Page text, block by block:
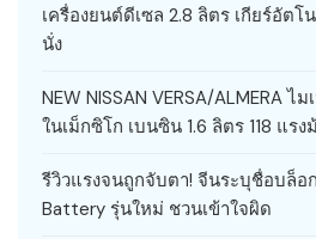
เครื่องยนต์ดีเซล 2.8 ลิตร เกียร์อัตโ
นั่ง
NEW NISSAN VERSA/ALMERA
ในเม็กซิโก เบนซิน 1.6 ลิตร 118 แร
รีวิวแรงจนถูกจับตา! จีนระบุชื่อบล็อ
Battery รุ่นใหม่ ชวนเข้าใจผิด